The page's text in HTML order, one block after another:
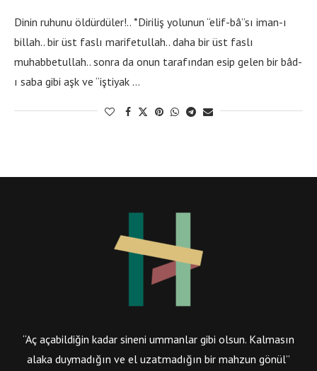
Dinin ruhunu öldürdüler!.. *Diriliş yolunun “elif-bâ”sı iman-ı
billah.. bir üst faslı marifetullah.. daha bir üst faslı
muhabbetullah.. sonra da onun tarafından esip gelen bir bâd-
ı saba gibi aşk ve “iştiyak …
“Aç açabildiğin kadar sineni ummanlar gibi olsun. Kalmasın
alaka duymadığın ve el uzatmadığın bir mahzun gönül”